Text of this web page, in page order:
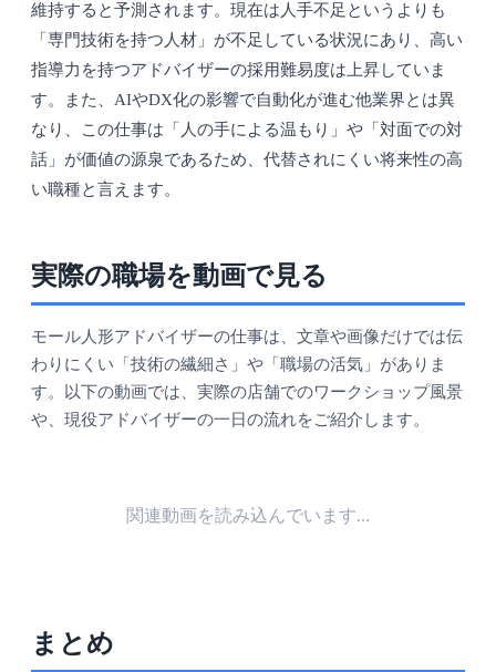
維持すると予測されます。現在は人手不足というよりも
「専門技術を持つ人材」が不足している状況にあり、高い
指導力を持つアドバイザーの採用難易度は上昇していま
す。また、AIやDX化の影響で自動化が進む他業界とは異
なり、この仕事は「人の手による温もり」や「対面での対
話」が価値の源泉であるため、代替されにくい将来性の高
い職種と言えます。
実際の職場を動画で見る
モール人形アドバイザーの仕事は、文章や画像だけでは伝
わりにくい「技術の繊細さ」や「職場の活気」がありま
す。以下の動画では、実際の店舗でのワークショップ風景
や、現役アドバイザーの一日の流れをご紹介します。
関連動画を読み込んでいます...
まとめ